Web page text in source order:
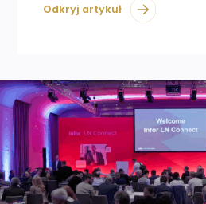
Odkryj artykuł